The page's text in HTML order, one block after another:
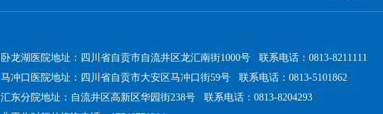
卧龙湖医院地址：四川省自贡市自流井区龙汇南街1000号 联系电话：0813-8211111
马冲口医院地址：四川省自贡市大安区马冲口街59号 联系电话：0813-5101862
汇东分院地址：自流井区高新区华园街238号 联系电话：0813-8204293